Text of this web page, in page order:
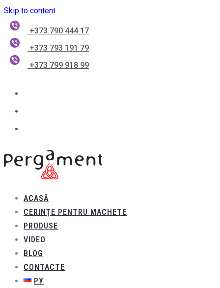
Skip to content
+373 790 444 17
+373 793 191 79
+373 799 918 99
ACASĂ
CERINŢE PENTRU MACHETE
PRODUSE
VIDEO
BLOG
CONTACTE
РУ